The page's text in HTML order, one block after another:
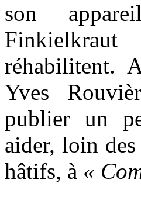
son
réhabilitent.
Yves
publier un
aider, loin des
hâtifs, à «